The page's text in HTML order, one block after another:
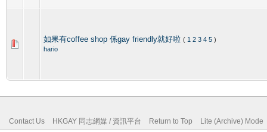
如果有coffee shop 係gay friendly就好啦 ( 1 2 3 4 5 )
hario
Contact Us HKGAY 同志網媒 / 資訊平台 Return to Top Lite (Archive) Mode